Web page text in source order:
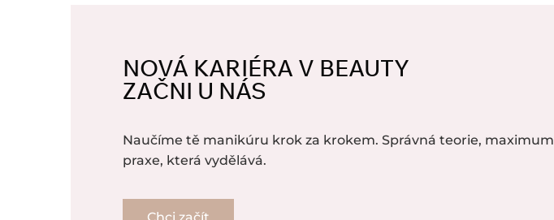
NOVÁ KARIÉRA V BEAUTY
ZAČNI U NÁS
Naučíme tě manikúru krok za krokem. Správná teorie, maximum
praxe, která vydělává.
Chci začít